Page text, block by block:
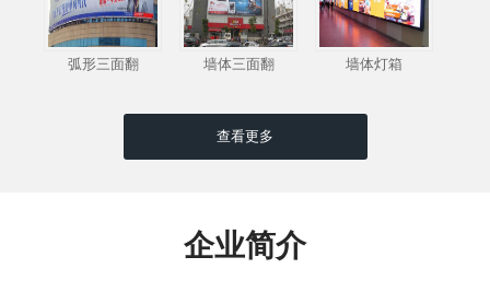
弧形三面翻 墙体三面翻 墙体灯箱
查看更多
企业简介